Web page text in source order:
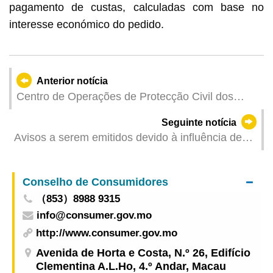
pagamento de custas, calculadas com base no
interesse económico do pedido.
Anterior notícia
Centro de Operações de Protecção Civil dos
Serviços de Polícia Unitários apela à tomada de
precauções face à tempestade tropical
Seguinte notícia
Avisos a serem emitidos devido à influência de
11:00)
Conselho de Consumidores
（853）8988 9315
info@consumer.gov.mo
http://www.consumer.gov.mo
Avenida de Horta e Costa, N.º 26, Edifício
Clementina A.L.Ho, 4.º Andar, Macau